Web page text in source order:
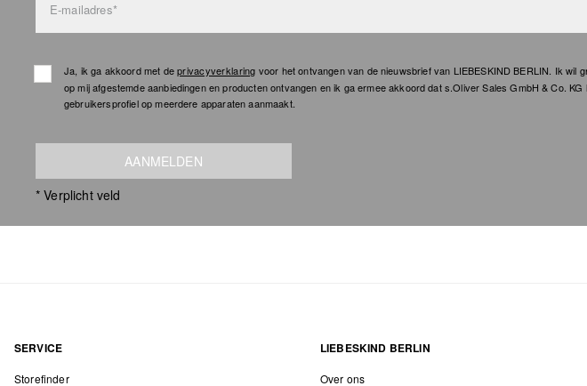
E-mailadres*
Ja, ik ga akkoord met deprivacyverklaring voor het ontvangen van de nieuwsbrief van LIEBESKIND BERLIN. Ik wil
op mij afgestemde aanbiedingen en producten ontvangen en ik ga ermee akkoord dat s.Oliver Sales GmbH & Co. KG
gebruikersprofiel op meerdere apparaten aanmaakt.
AANMELDEN
* Verplicht veld
SERVICE
Storefinder
LIEBESKIND BERLIN
Over ons